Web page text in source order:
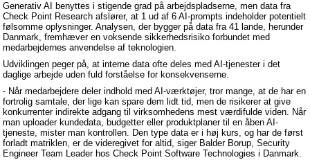
Generativ AI benyttes i stigende grad på arbejdspladserne, men data fra
Check Point Research afslører, at 1 ud af 6 AI-prompts indeholder potentielt
følsomme oplysninger. Analysen, der bygger på data fra 41 lande, herunder
Danmark, fremhæver en voksende sikkerhedsrisiko forbundet med
medarbejdernes anvendelse af teknologien.
Udviklingen peger på, at interne data ofte deles med AI-tjenester i det
daglige arbejde uden fuld forståelse for konsekvenserne.
- Når medarbejdere deler indhold med AI-værktøjer, tror mange, at de har en
fortrolig samtale, der lige kan spare dem lidt tid, men de risikerer at give
konkurrenter indirekte adgang til virksomhedens mest værdifulde viden. Når
man uploader kundedata, budgetter eller produktplaner til en åben AI-
tjeneste, mister man kontrollen. Den type data er i høj kurs, og har de først
forladt matriklen, er de videregivet for altid, siger Balder Borup, Security
Engineer Team Leader hos Check Point Software Technologies i Danmark.